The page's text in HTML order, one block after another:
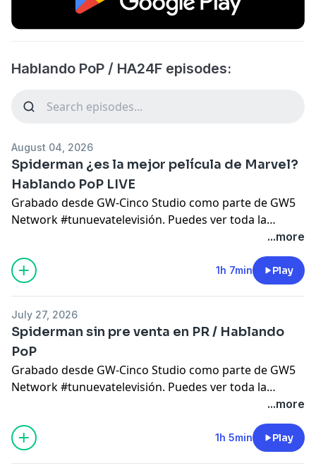
Hablando PoP / HA24F episodes:
August 04, 2026
Spiderman ¿es la mejor película de Marvel?
Hablando PoP LIVE
Grabado desde GW-Cinco Studio como parte de GW5
Network #tunuevatelevisión. Puedes ver toda la
. síguenos en
patreon.com/gw5network
patreon.com/hablandopop
...more
1h 7min Play
July 27, 2026
Spiderman sin pre venta en PR / Hablando
PoP
Grabado desde GW-Cinco Studio como parte de GW5
Network #tunuevatelevisión. Puedes ver toda la
. síguenos en
Patreon:
patreon.com/bienabiertas
...more
1h 5min Play